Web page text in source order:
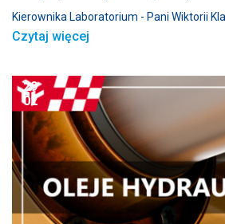
Kierownika Laboratorium - Pani Wiktorii
Czytaj więcej
29
02